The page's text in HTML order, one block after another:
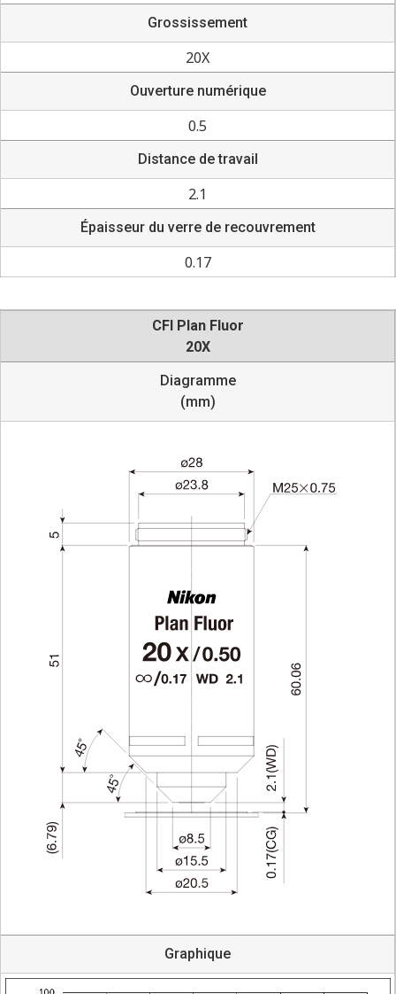
Grossissement
20X
Ouverture numérique
0.5
Distance de travail
2.1
Épaisseur du verre de recouvrement
0.17
CFI Plan Fluor
20X
Diagramme
(mm)
Graphique